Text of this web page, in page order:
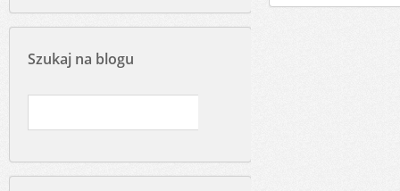
Szukaj na blogu